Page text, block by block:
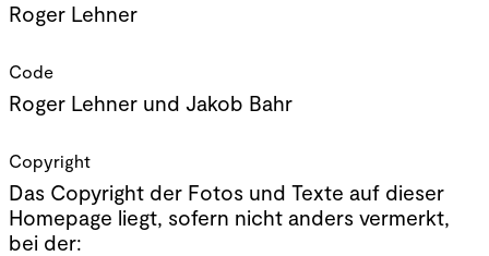
Impressum et
Roger Lehner
Code
Roger Lehner und Jakob Bahr
Copyright
Das Copyright der Fotos und Texte auf dieser
Homepage liegt, sofern nicht anders vermerkt,
bei der: